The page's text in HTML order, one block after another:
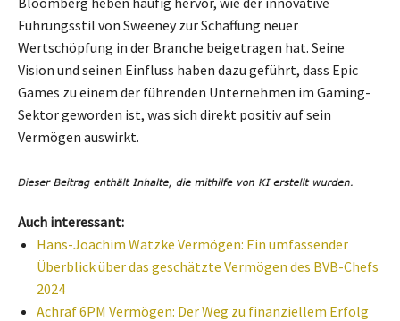
Führungsstil von Sweeney zur Schaffung neuer
Wertschöpfung in der Branche beigetragen hat. Seine
Vision und seinen Einfluss haben dazu geführt, dass Epic
Games zu einem der führenden Unternehmen im Gaming-
Sektor geworden ist, was sich direkt positiv auf sein
Vermögen auswirkt.
Auch interessant:
Hans-Joachim Watzke Vermögen: Ein umfassender
Überblick über das geschätzte Vermögen des BVB-Chefs
2024
Achraf 6PM Vermögen: Der Weg zu finanziellem Erfolg